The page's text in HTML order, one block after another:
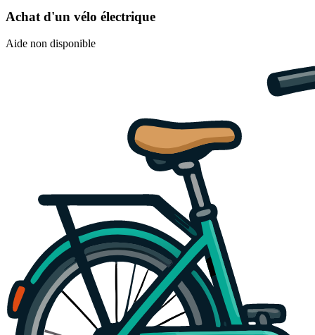
Achat d'un vélo électrique
Aide non disponible